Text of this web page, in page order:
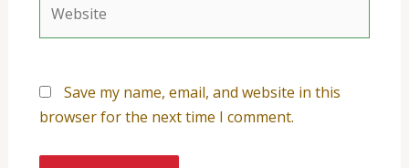
Save my name, email, and website in this
browser for the next time I comment.